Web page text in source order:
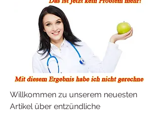
Willkommen zu unserem neuesten
Artikel über entzündliche